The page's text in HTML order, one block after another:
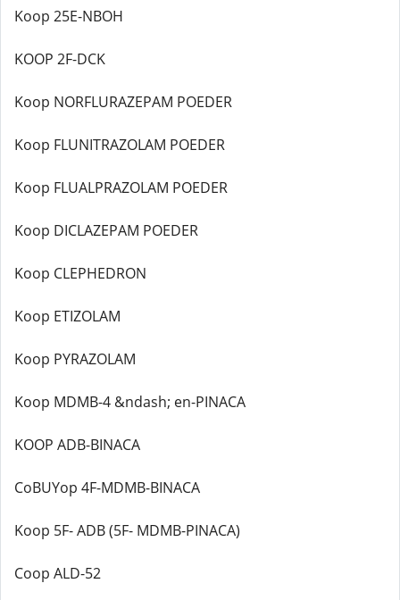
Koop 25E-NBOH
KOOP 2F-DCK
Koop NORFLURAZEPAM POEDER
Koop FLUNITRAZOLAM POEDER
Koop FLUALPRAZOLAM POEDER
Koop DICLAZEPAM POEDER
Koop CLEPHEDRON
Koop ETIZOLAM
Koop PYRAZOLAM
Koop MDMB-4 &ndash; en-PINACA
KOOP ADB-BINACA
CoBUYop 4F-MDMB-BINACA
Koop 5F- ADB (5F- MDMB-PINACA)
Coop ALD-52